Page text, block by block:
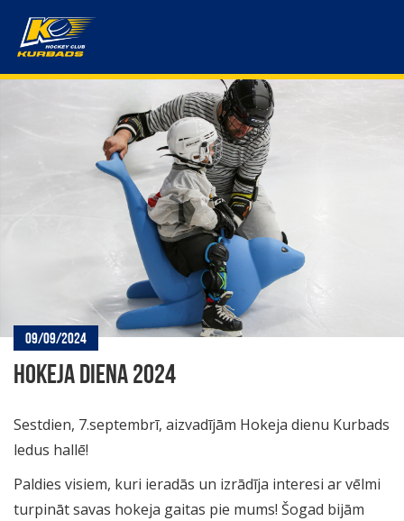
09/09/2024
HOKEJA DIENA 2024
Sestdien, 7.septembrī, aizvadījām Hokeja dienu Kurbads
ledus hallē!
Paldies visiem, kuri ieradās un izrādīja interesi ar vēlmi
turpināt savas hokeja gaitas pie mums! Šogad bijām